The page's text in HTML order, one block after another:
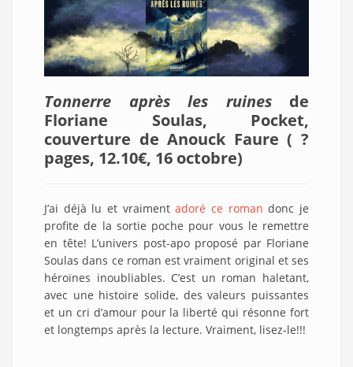
Tonnerre après les ruinesde
Floriane Soulas, Pocket,
couverture de Anouck Faure ( ?
pages, 12.10€, 16 octobre)
J’ai déjà lu et vraimentadoré ce roman donc je
profite de la sortie poche pour vous le remettre
en tête! L’univers post-apo proposé par Floriane
Soulas dans ce roman est vraiment original et ses
héroïnes inoubliables. C’est un roman haletant,
avec une histoire solide, des valeurs puissantes
et un cri d’amour pour la liberté qui résonne fort
et longtemps après la lecture. Vraiment, lisez-le!!!